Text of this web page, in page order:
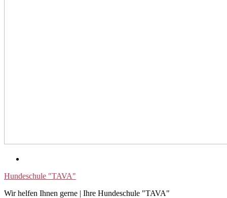
Hundeschule "TAVA"
Wir helfen Ihnen gerne | Ihre Hundeschule "TAVA"